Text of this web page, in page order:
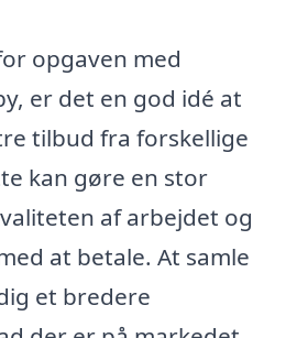
opgaven med
er det en god idé at
tilbud fra forskellige
kan gøre en stor
af arbejdet og
at betale. At samle
et bredere